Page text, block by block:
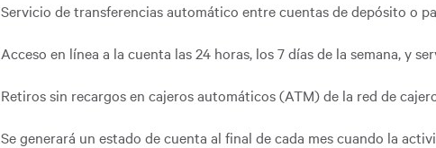
Servicio de transferencias automático entre cuentas de depósito o
Acceso en línea a la cuenta las 24 horas, los 7 días de la semana, y
Retiros sin recargos en cajeros automáticos (ATM) de la red de
Se generará un estado de cuenta al final de cada mes cuando la